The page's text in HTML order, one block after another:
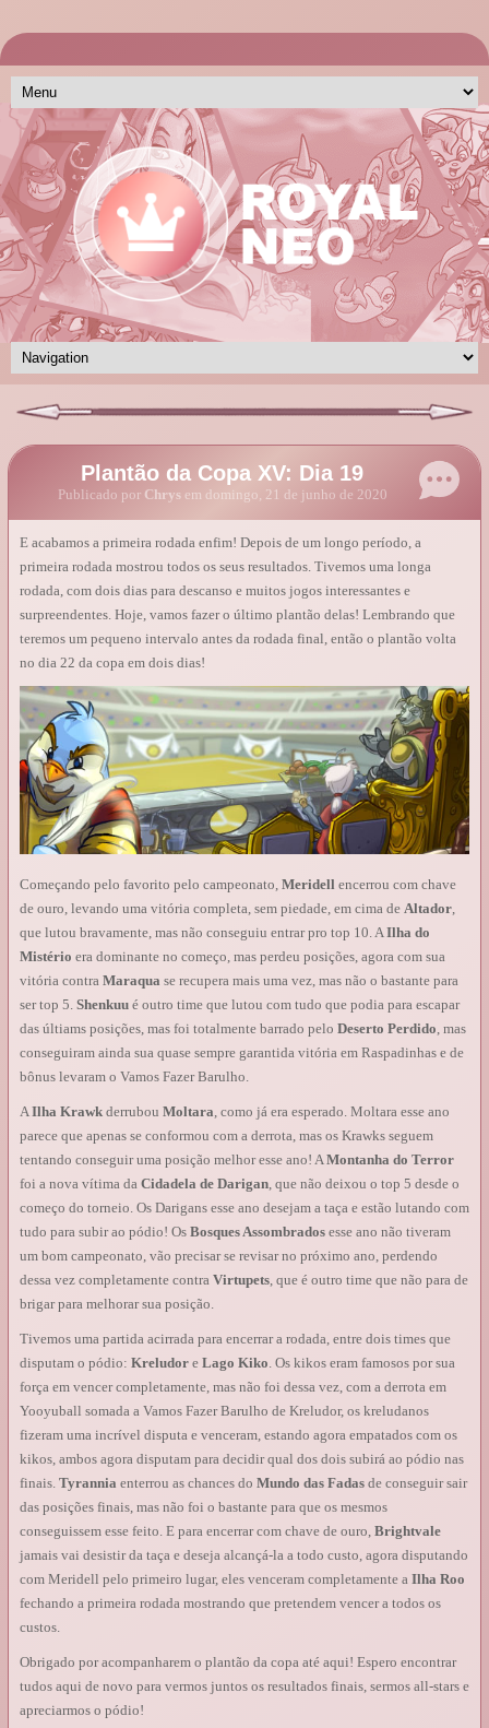
Plantão da Copa XV: Dia 19
Publicado por Chrysem domingo, 21 de junho de 2020
E acabamos a primeira rodada enfim! Depois de um longo período, a
primeira rodada mostrou todos os seus resultados. Tivemos uma longa
rodada, com dois dias para descanso e muitos jogos interessantes e
surpreendentes. Hoje, vamos fazer o último plantão delas! Lembrando que
teremos um pequeno intervalo antes da rodada final, então o plantão volta
no dia 22 da copa em dois dias!
Começando pelo favorito pelo campeonato, Meridell encerrou com chave
de ouro, levando uma vitória completa, sem piedade, em cima de Altador,
que lutou bravamente, mas não conseguiu entrar pro top 10. AIlha do
Mistério era dominante no começo, mas perdeu posições, agora com sua
vitória contra Maraqua se recupera mais uma vez, mas não o bastante para
ser top 5. Shenkuu é outro time que lutou com tudo que podia para escapar
das últiams posições, mas foi totalmente barrado pelo Deserto Perdido, mas
conseguiram ainda sua quase sempre garantida vitória em Raspadinhas e de
bônus levaram o Vamos Fazer Barulho.
AIlha Krawk derrubou Moltara, como já era esperado. Moltara esse ano
parece que apenas se conformou com a derrota, mas os Krawks seguem
tentando conseguir uma posição melhor esse ano! AMontanha do Terror
foi a nova vítima da Cidadela de Darigan, que não deixou o top 5 desde o
começo do torneio. Os Darigans esse ano desejam a taça e estão lutando com
tudo para subir ao pódio! Os Bosques Assombrados esse ano não tiveram
um bom campeonato, vão precisar se revisar no próximo ano, perdendo
dessa vez completamente contra Virtupets, que é outro time que não para de
brigar para melhorar sua posição.
Tivemos uma partida acirrada para encerrar a rodada, entre dois times que
disputam o pódio: Kreludor e Lago Kiko. Os kikos eram famosos por sua
força em vencer completamente, mas não foi dessa vez, com a derrota em
Yooyuball somada a Vamos Fazer Barulho de Kreludor, os kreludanos
fizeram uma incrível disputa e venceram, estando agora empatados com os
kikos, ambos agora disputam para decidir qual dos dois subirá ao pódio nas
finais. Tyrannia enterrou as chances do Mundo das Fadas de conseguir sair
das posições finais, mas não foi o bastante para que os mesmos
conseguissem esse feito. E para encerrar com chave de ouro, Brightvale
jamais vai desistir da taça e deseja alcançá-la a todo custo, agora disputando
com Meridell pelo primeiro lugar, eles venceram completamente a Ilha Roo
fechando a primeira rodada mostrando que pretendem vencer a todos os
custos.
Obrigado por acompanharem o plantão da copa até aqui! Espero encontrar
tudos aqui de novo para vermos juntos os resultados finais, sermos all-stars e
apreciarmos o pódio!